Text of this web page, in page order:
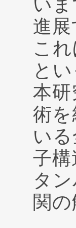
進
こ
と
本
術
い
子
タ
関